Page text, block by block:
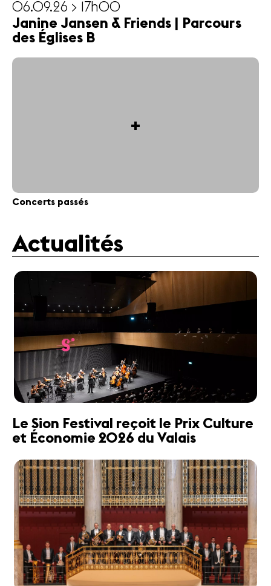
06.09.26 > 17h00
Janine Jansen & Friends | Parcours
des Églises B
+
Concerts passés
Actualités
Le Sion Festival reçoit le Prix Culture
et Économie 2026 du Valais